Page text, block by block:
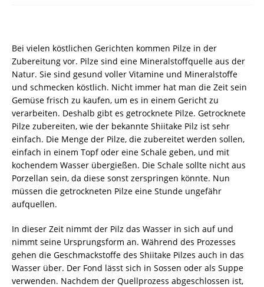
Bei vielen köstlichen Gerichten kommen Pilze in der
Zubereitung vor. Pilze sind eine Mineralstoffquelle aus der
Natur. Sie sind gesund voller Vitamine und Mineralstoffe
und schmecken köstlich. Nicht immer hat man die Zeit sein
Gemüse frisch zu kaufen, um es in einem Gericht zu
verarbeiten. Deshalb gibt es getrocknete Pilze. Getrocknete
Pilze zubereiten, wie der bekannte Shiitake Pilz ist sehr
einfach. Die Menge der Pilze, die zubereitet werden sollen,
einfach in einem Topf oder eine Schale geben, und mit
kochendem Wasser übergießen. Die Schale sollte nicht aus
Porzellan sein, da diese sonst zerspringen könnte. Nun
müssen die getrockneten Pilze eine Stunde ungefähr
aufquellen.
In dieser Zeit nimmt der Pilz das Wasser in sich auf und
nimmt seine Ursprungsform an. Während des Prozesses
gehen die Geschmackstoffe des Shiitake Pilzes auch in das
Wasser über. Der Fond lässt sich in Sossen oder als Suppe
verwenden. Nachdem der Quellprozess abgeschlossen ist,